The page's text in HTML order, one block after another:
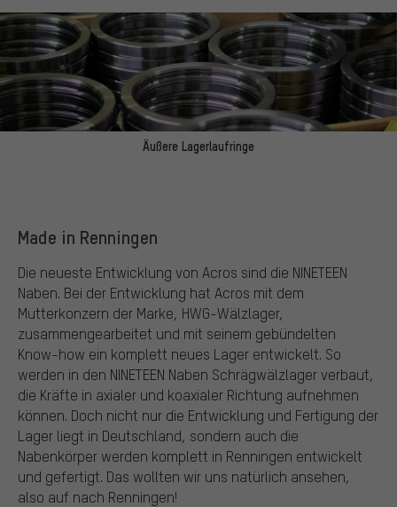
Äußere Lagerlaufringe
Made in Renningen
Die neueste Entwicklung von Acros sind die NINETEEN
Naben. Bei der Entwicklung hat Acros mit dem
Mutterkonzern der Marke, HWG-Wälzlager,
zusammengearbeitet und mit seinem gebündelten
Know-how ein komplett neues Lager entwickelt. So
werden in den NINETEEN Naben Schrägwälzlager verbaut,
die Kräfte in axialer und koaxialer Richtung aufnehmen
können. Doch nicht nur die Entwicklung und Fertigung der
Lager liegt in Deutschland, sondern auch die
Nabenkörper werden komplett in Renningen entwickelt
und gefertigt. Das wollten wir uns natürlich ansehen,
also auf nach Renningen!